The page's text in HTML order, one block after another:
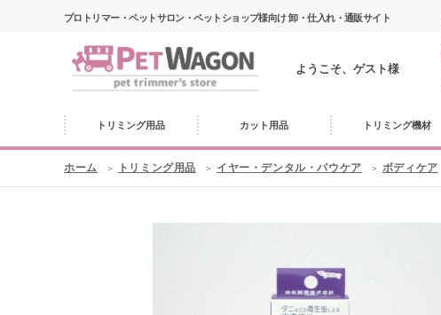
プロトリマー・ペットサロン・ペットショップ様向け 卸・仕入れ・通販サイト
ようこそ、ゲスト様
トリミング用品 カット用品 トリミング機材
ホーム トリミング用品 イヤー・デンタル・パウケア ボディケア